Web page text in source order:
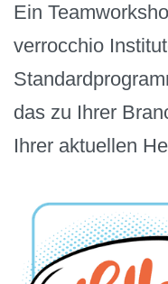
Ein
verrocchio
das zu Ihrer
Ihrer aktuellen